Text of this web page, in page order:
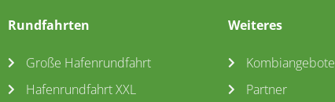
Rundfahrten
Große Hafenrundfahrt
Hafenrundfahrt XXL
Weiteres
Kombiangebote
Partner